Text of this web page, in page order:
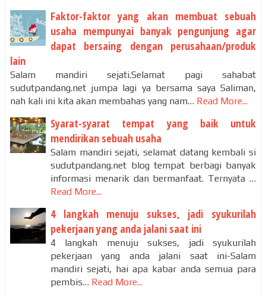
Faktor-faktor yang akan membuat sebuah
usaha mempunyai banyak pengunjung agar
dapat bersaing dengan perusahaan/produk
lain
Salam mandiri sejati.Selamat pagi sahabat
sudutpandang.net jumpa lagi ya bersama saya Saliman,
nah kali ini kita akan membahas yang nam… Read More...
Syarat-syarat tempat yang baik untuk
mendirikan sebuah usaha
Salam mandiri sejati, selamat datang kembali si
sudutpandang.net blog tempat berbagi banyak
informasi menarik dan bermanfaat. Ternyata …
Read More...
4 langkah menuju sukses, jadi syukurilah
pekerjaan yang anda jalani saat ini
4 langkah menuju sukses, jadi syukurilah
pekerjaan yang anda jalani saat ini-Salam
mandiri sejati, hai apa kabar anda semua para
pembis… Read More...